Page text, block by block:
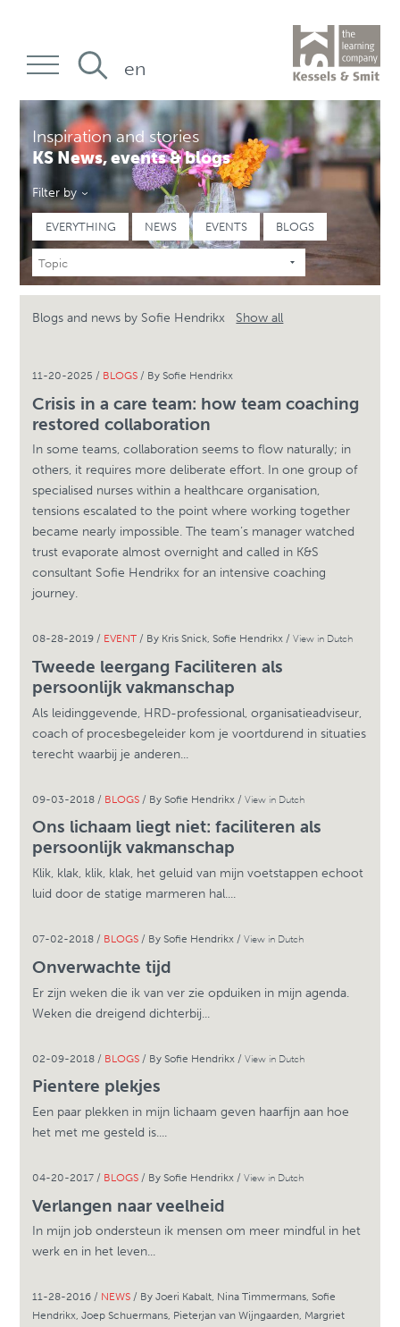
Inspiration and stories
KS News, events & blogs
Filter by
EVERYTHING NEWS EVENTS BLOGS
Blogs and news by Sofie Hendrikx Show all
11-20-2025 / BLOGS / By Sofie Hendrikx
Crisis in a care team: how team coaching
restored collaboration
In some teams, collaboration seems to flow naturally; in
others, it requires more deliberate effort. In one group of
specialised nurses within a healthcare organisation,
tensions escalated to the point where working together
became nearly impossible. The team’s manager watched
trust evaporate almost overnight and called in K&S
consultant Sofie Hendrikx for an intensive coaching
journey.
08-28-2019 / EVENT / By Kris Snick, Sofie Hendrikx /View in Dutch
Tweede leergang Faciliteren als
persoonlijk vakmanschap
Als leidinggevende, HRD-professional, organisatieadviseur,
coach of procesbegeleider kom je voortdurend in situaties
terecht waarbij je anderen...
09-03-2018 / BLOGS / By Sofie Hendrikx /View in Dutch
Ons lichaam liegt niet: faciliteren als
persoonlijk vakmanschap
Klik, klak, klik, klak, het geluid van mijn voetstappen echoot
luid door de statige marmeren hal....
07-02-2018 / BLOGS / By Sofie Hendrikx /View in Dutch
Onverwachte tijd
Er zijn weken die ik van ver zie opduiken in mijn agenda.
Weken die dreigend dichterbij...
02-09-2018 / BLOGS / By Sofie Hendrikx /View in Dutch
Pientere plekjes
Een paar plekken in mijn lichaam geven haarfijn aan hoe
het met me gesteld is....
04-20-2017 / BLOGS / By Sofie Hendrikx /View in Dutch
Verlangen naar veelheid
In mijn job ondersteun ik mensen om meer mindful in het
werk en in het leven...
11-28-2016 / NEWS / By Joeri Kabalt, Nina Timmermans, Sofie
Hendrikx, Joep Schuermans, Pieterjan van Wijngaarden, Margriet
en